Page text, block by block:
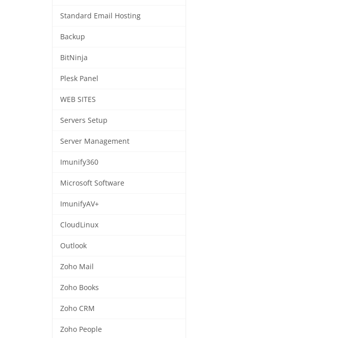
Standard Email Hosting
Backup
BitNinja
Plesk Panel
WEB SITES
Servers Setup
Server Management
Imunify360
Microsoft Software
ImunifyAV+
CloudLinux
Outlook
Zoho Mail
Zoho Books
Zoho CRM
Zoho People